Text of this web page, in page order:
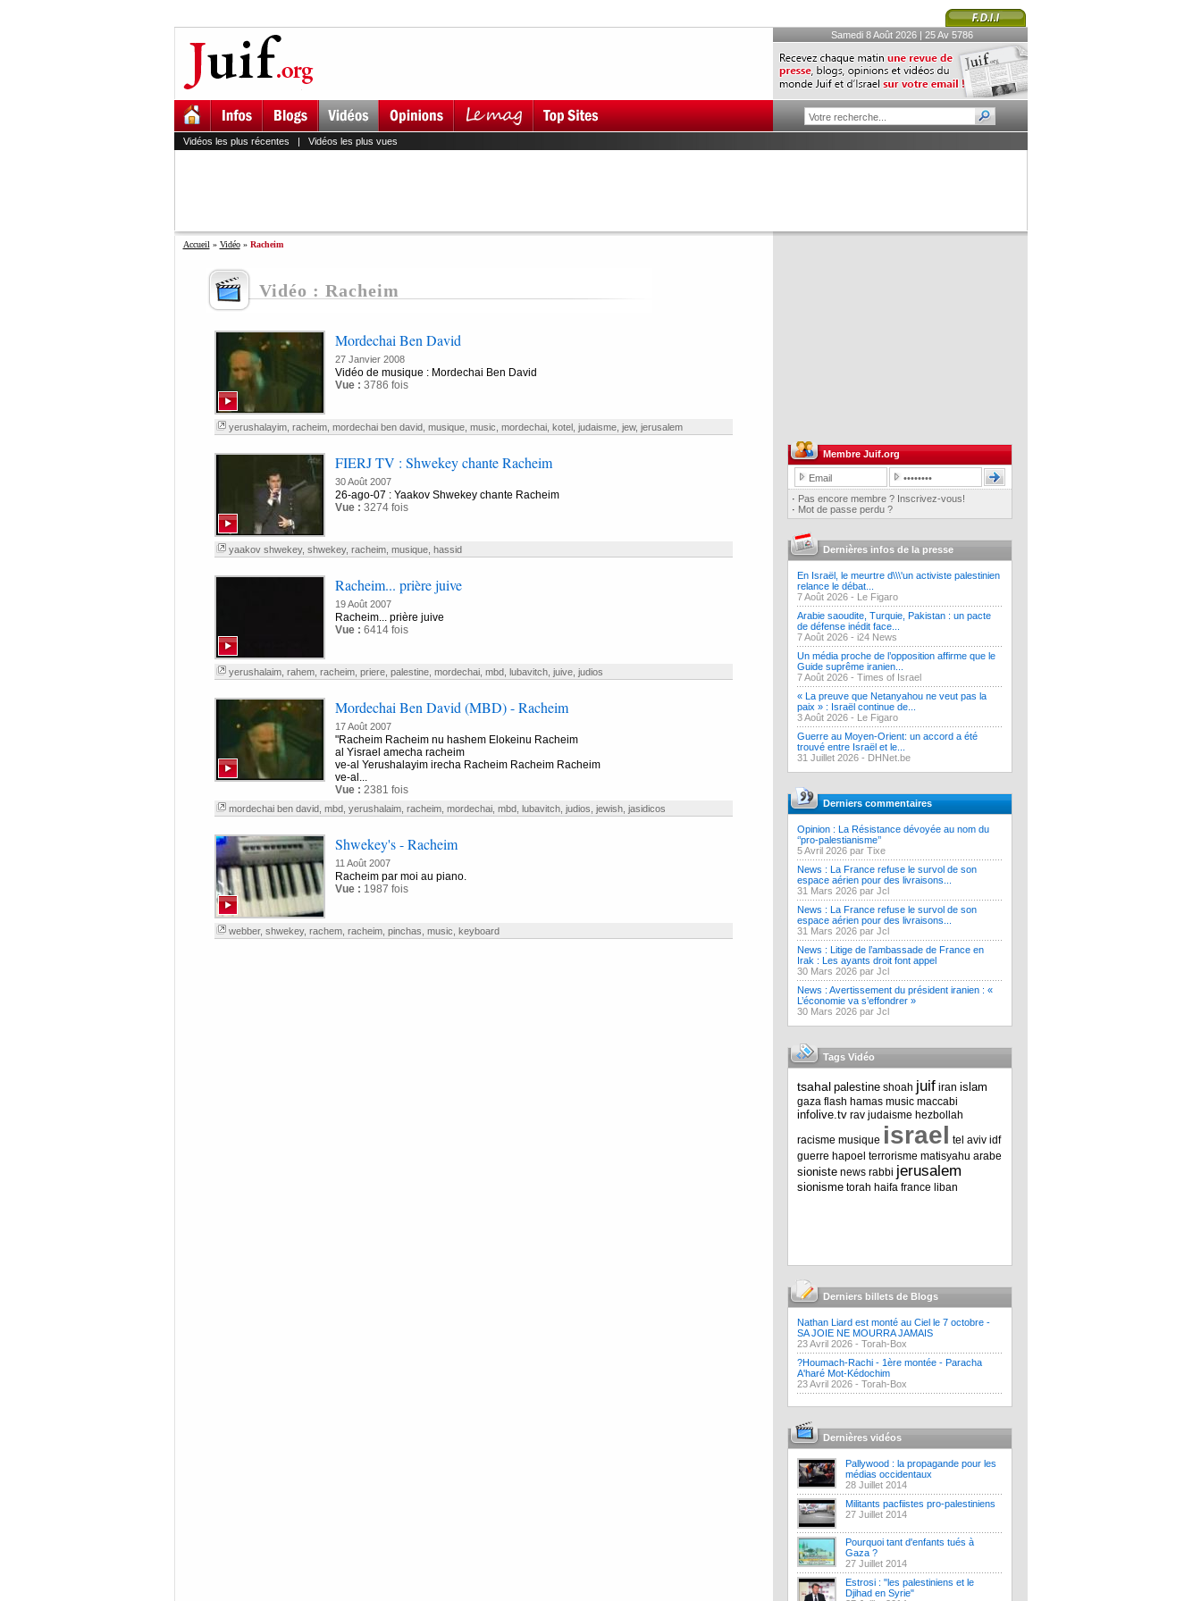
Samedi 8 Août 2026 | 25 Av 5786
Vidéos les plus récentes | Vidéos les plus vues
Accueil » Vidéo» Racheim
Vidéo : Racheim
Mordechai Ben David
27 Janvier 2008
Vidéo de musique : Mordechai Ben David
Vue : 3786 fois
yerushalayim, racheim, mordechai ben david, musique, music mordechai, kotel, judaisme, jew, jerusalem
FIERJ TV : Shwekey chante Racheim
30 Août 2007
26-ago-07 : Yaakov Shwekey chante Racheim
Vue : 3274 fois
yaakov shwekey, shwekey, racheim, musique, hassid
Racheim... prière juive
19 Août 2007
Racheim... prière juive
Vue : 6414 fois
yerushalaim, rahem, racheim, priere, palestine, mordechai, mbd, lubavitch, juive, judios
Mordechai Ben David (MBD) - Racheim
17 Août 2007
"Racheim Racheim nu hashem Elokeinu Racheim
al Yisrael amecha racheim
ve-al Yerushalayim irecha Racheim Racheim Racheim
ve-al...
Vue : 2381 fois
mordechai ben david, mbd, yerushalaim, racheim, mordechai, mbd, lubavitch, judios jewish, jasidicos
Shwekey's - Racheim
11 Août 2007
Racheim par moi au piano.
Vue : 1987 fois
webber, shwekey, rachem, racheim, pinchas music keyboard
Membre Juif.org
· Pas encore membre ? Inscrivez-vous!
· Mot de passe perdu ?
Dernières infos de la presse
En Israël, le meurtre d\\\'un activiste palestinien
relance le débat...
7 Août 2026 - Le Figaro
Arabie saoudite, Turquie, Pakistan : un pacte
de défense inédit face...
7 Août 2026 - i24 News
Un média proche de l’opposition affirme que le
Guide suprême iranien...
7 Août 2026 - Times of Israel
« La preuve que Netanyahou ne veut pas la
paix » : Israël continue de...
3 Août 2026 - Le Figaro
Guerre au Moyen-Orient: un accord a été
trouvé entre Israël et le...
31 Juillet 2026 - DHNet.be
Derniers commentaires
Opinion : La Résistance dévoyée au nom du
‘’pro-palestianisme’’
5 Avril 2026 par Tixe
News : La France refuse le survol de son
espace aérien pour des livraisons...
31 Mars 2026 par Jcl
News : La France refuse le survol de son
espace aérien pour des livraisons...
31 Mars 2026 par Jcl
News : Litige de l’ambassade de France en
Irak : Les ayants droit font appel
30 Mars 2026 par Jcl
News : Avertissement du président iranien : «
L’économie va s’effondrer »
30 Mars 2026 par Jcl
Tags Vidéo
tsahal palestine shoah juif iran islam
gaza flash hamas music maccabi
infolive.tv rav judaisme hezbollah
racisme musique israel tel aviv idf
guerre hapoel terrorisme matisyahu arabe
sioniste news rabbi jerusalem
sionisme torah haifa france liban
Derniers billets de Blogs
Nathan Liard est monté au Ciel le 7 octobre -
SA JOIE NE MOURRA JAMAIS
23 Avril 2026 - Torah-Box
?Houmach-Rachi - 1ère montée - Paracha
A'haré Mot-Kédochim
23 Avril 2026 - Torah-Box
Dernières vidéos
Pallywood : la propagande pour les
médias occidentaux
28 Juillet 2014
Militants pacfiistes pro-palestiniens
27 Juillet 2014
Pourquoi tant d'enfants tués à
Gaza ?
27 Juillet 2014
Estrosi : "les palestiniens et le
Djihad en Syrie"